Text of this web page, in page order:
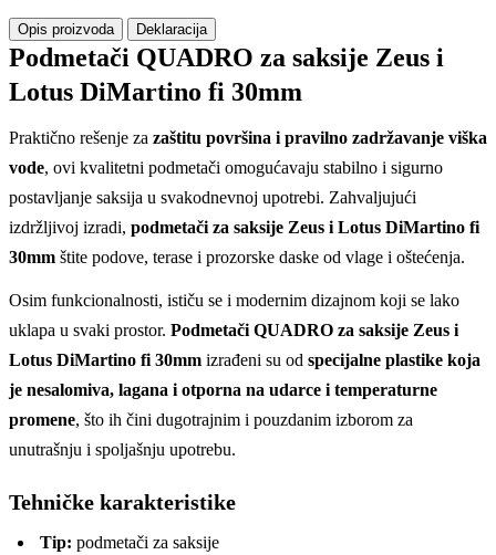
Opis proizvoda Deklaracija
Podmetači QUADRO za saksije Zeus i
Lotus DiMartino fi 30mm
Praktično rešenje za zaštitu površina i pravilno zadržavanje viška
vode, ovi kvalitetni podmetači omogućavaju stabilno i sigurno
postavljanje saksija u svakodnevnoj upotrebi. Zahvaljujući
izdržljivoj izradi, podmetači za saksije Zeus i Lotus DiMartino fi
30mm štite podove, terase i prozorske daske od vlage i oštećenja.
Osim funkcionalnosti, ističu se i modernim dizajnom koji se lako
uklapa u svaki prostor. Podmetači QUADRO za saksije Zeus i
Lotus DiMartino fi 30mm izrađeni su od specijalne plastike koja
je nesalomiva, lagana i otporna na udarce i temperaturne
promene, što ih čini dugotrajnim i pouzdanim izborom za
unutrašnju i spoljašnju upotrebu.
Tehničke karakteristike
Tip: podmetači za saksije